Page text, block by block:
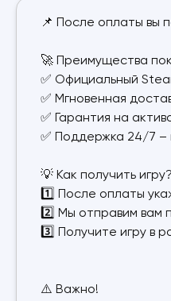
📌 После оплаты вы
🚀 Преимущества
✅ Официальный
✅ Мгновенная
✅ Гарантия на
✅ Поддержка 24/7
💡 Как получить игру?
1️⃣ После оплаты
2️⃣ Мы отправим вам
3️⃣ Получите игру в
⚠️ Важно!